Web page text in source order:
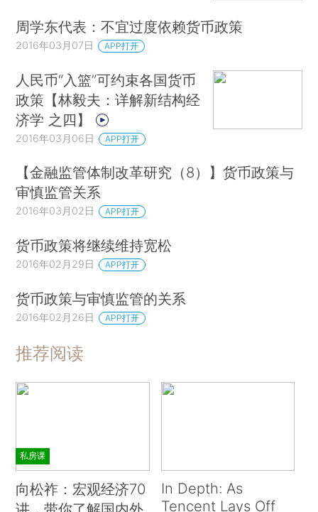
周学东代表：不宜过度依赖货币政策
2016年03月07日 APP打开
人民币“入篮”可约束各国货币
政策【林毅夫：详解新结构经
济学 之四】
2016年03月06日 APP打开
【金融监管体制改革研究（8）】货币政策与
审慎监管关系
2016年03月02日 APP打开
货币政策将继续维持宽松
2016年02月29日 APP打开
货币政策与审慎监管的关系
2016年02月26日 APP打开
推荐阅读
私房课
向松祚：宏观经济70
In Depth: As
Tencent Lays Off